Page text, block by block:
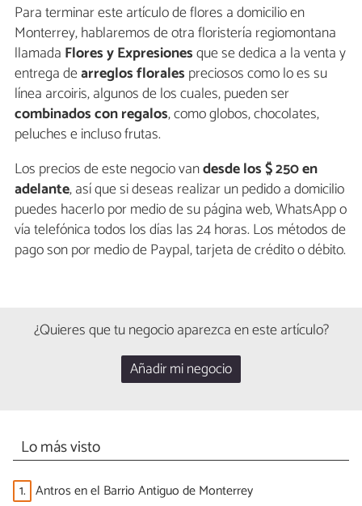
Para terminar este artículo de flores a domicilio en
Monterrey, hablaremos de otra floristería regiomontana
llamada Flores y Expresionesque se dedica a la venta y
entrega dearreglos florales preciosos como lo es su
línea arcoiris, algunos de los cuales, pueden ser
combinadoscon regalos, como globos, chocolates,
peluches e incluso frutas.
Los precios de este negocio vandesde los $ 250 en
adelante, así que si deseas realizar un pedido a domicilio
puedes hacerlo por medio de su página web, WhatsApp o
vía telefónica todos los días las 24 horas. Los métodos de
pago son por medio de Paypal, tarjeta de crédito o débito.
¿Quieres que tu negocio aparezca en este artículo?
Añadir mi negocio
Lo más visto
1. Antros en el Barrio Antiguo de Monterrey